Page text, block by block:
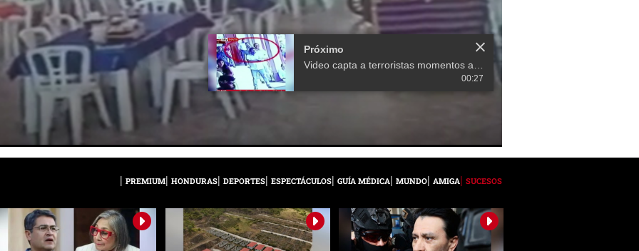
Próximo
Video capta a terroristas momentos antes del ataque en Sri Lanka
00:27
PREMIUM HONDURAS DEPORTES ESPECTÁCULOS GUÍA MÉDICA MUNDO AMIGA SUCESOS